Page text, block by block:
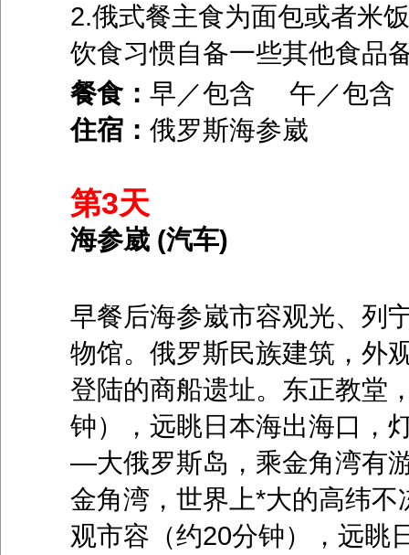
2.俄式餐主食为面包或者米
饮食习惯自备一些其他食品
餐食： 早／包含 午／包
住宿： 俄罗斯海参崴
第3天
海参崴 (汽车)
早餐后海参崴市容观光、列
物馆。俄罗斯民族建筑，外
登陆的商船遗址。东正教堂
钟），远眺日本海出海口，
—大俄罗斯岛，乘金角湾有
金角湾，世界上*大的高纬
观市容（约20分钟），远眺